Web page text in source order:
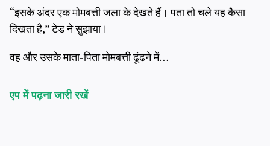
“इसके अंदर एक मोमबत्ती जला के देखते हैं। पता तो चले यह कैसा
दिखता है,” टेड ने सुझाया।
वह और उसके माता-पिता मोमबत्ती ढूंढने में…
एप में पढ़ना जारी रखें